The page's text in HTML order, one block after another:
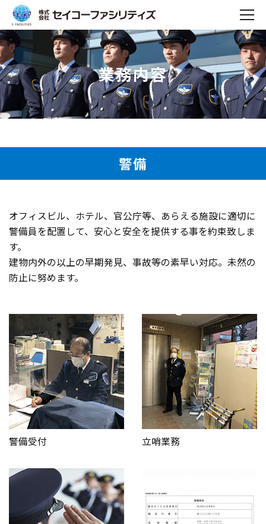
業務内容
警備
オフィスビル、ホテル、官公庁等、あらえる施設に適切に
警備員を配置して、安心と安全を提供する事を約束致しま
す。
建物内外の以上の早期発見、事故等の素早い対応。未然の
防止に努めます。
警備受付 立哨業務